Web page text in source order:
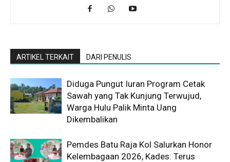
ARTIKEL TERKAIT DARI PENULIS
Diduga Pungut Iuran Program Cetak
Sawah yang Tak Kunjung Terwujud,
Warga Hulu Palik Minta Uang
Dikembalikan
Pemdes Batu Raja Kol Salurkan Honor
Kelembagaan 2026, Kades: Terus